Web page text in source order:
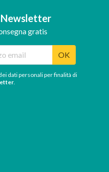
gratis
OK
dati personali per finalità di